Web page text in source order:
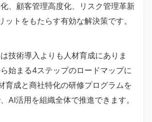
、顧客管理高度化、リスク管理革新
ットをもたらす有効な解決策です。
技術導入よりも人材育成にありま
始まる4ステップのロードマップに
育成と商社特化の研修プログラムを
AI活用を組織全体で推進できます。